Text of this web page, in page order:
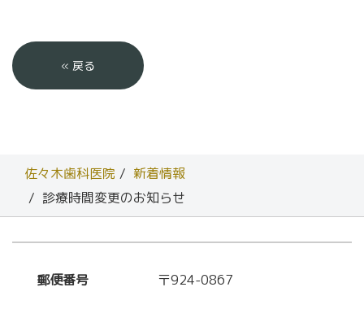
« 戻る
佐々木歯科医院
新着情報
診療時間変更のお知らせ
郵便番号 〒924-0867